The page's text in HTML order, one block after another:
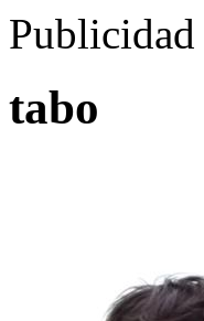
Publicidad
tabo